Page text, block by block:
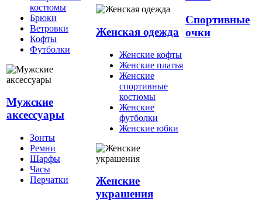
костюмы
Брюки
Ветровки
Кофты
Футболки
Мужские
аксессуары
Зонты
Ремни
Шарфы
Часы
Перчатки
Женская одежда
Женские кофты
Женские платья
Женские
спортивные
костюмы
Женские
футболки
Женские юбки
Женские
украшения
Спортивные
очки